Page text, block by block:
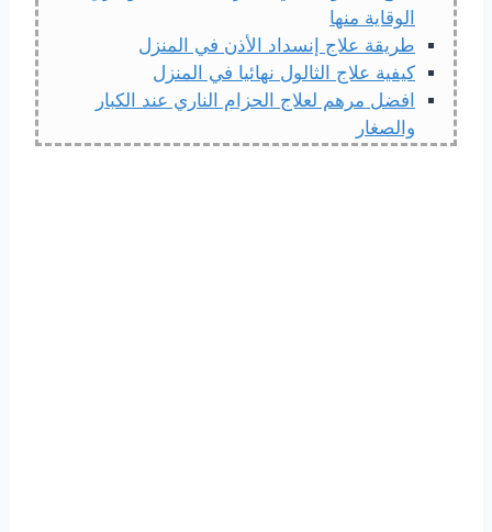
الوقاية منها
طريقة علاج إنسداد الأذن في المنزل
كيفية علاج الثالول نهائيا في المنزل
افضل مرهم لعلاج الحزام الناري عند الكبار
والصغار